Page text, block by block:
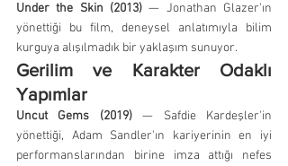
Under the Skin (2013) — Jonathan Glazer'ın
yönettiği bu film, deneysel anlatımıyla bilim
kurguya alışılmadık bir yaklaşım sunuyor.
Gerilim ve Karakter Odaklı
Yapımlar
Uncut Gems (2019) — Safdie Kardeşler'in
yönettiği, Adam Sandler'ın kariyerinin en iyi
performanslarından birine imza attığı nefes